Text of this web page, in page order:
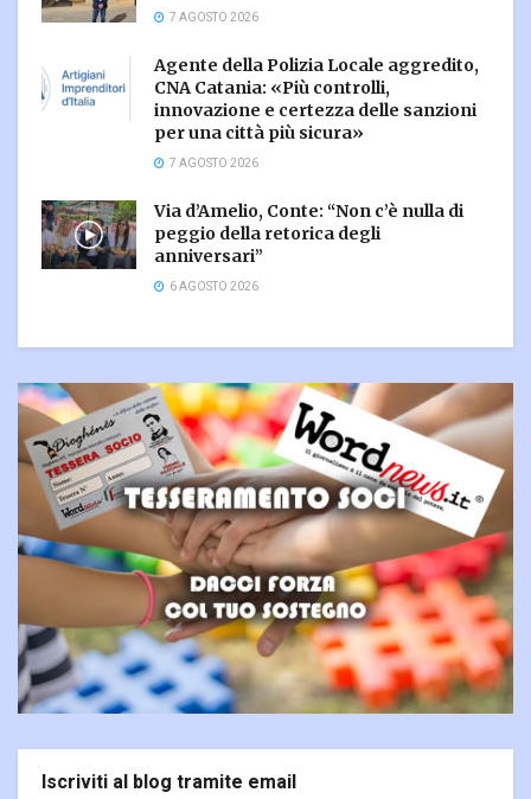
7 AGOSTO 2026
Agente della Polizia Locale aggredito,
CNA Catania: «Più controlli,
innovazione e certezza delle sanzioni
per una città più sicura»
7 AGOSTO 2026
Via d’Amelio, Conte: “Non c’è nulla di
peggio della retorica degli
anniversari”
6 AGOSTO 2026
Iscriviti al blog tramite email